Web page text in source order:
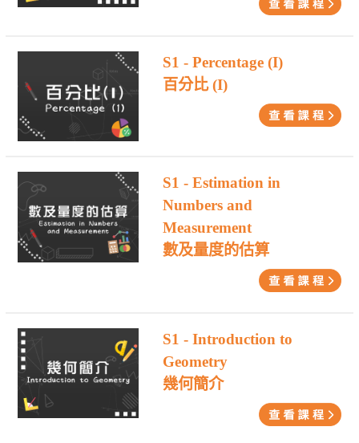
S1 - Percentage (I)
百分比 (I)
S1 - Estimation in
Numbers and
Measurement
數及量度的估算
S1 - Introduction to
Geometry
幾何簡介